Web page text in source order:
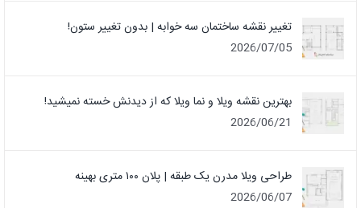
تغییر نقشه ساختمان سه خوابه | بدون تغییر ستون!
2026/07/05
بهترین نقشه ویلا و نما ویلا که از دیدنش خسته نمیشید!
2026/06/21
طراحی ویلا مدرن یک‌ طبقه | پلان ۱۰۰ متری بهینه
2026/06/07